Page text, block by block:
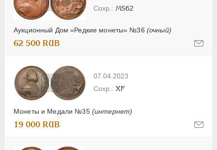
Аукционный Дом «Редкие монеты» №36 (очный)
MS62
62 500 RUB
07.04.2023
Монеты и Медали №35 (интернет)
XF
19 000 RUB